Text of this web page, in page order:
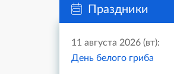
Праздники
11 августа 2026 (вт):
День белого гриба